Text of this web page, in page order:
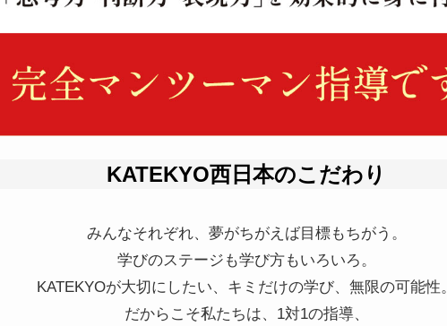
KATEKYO西日本のこだわり
みんなそれぞれ、夢がちがえば目標もちがう。
学びのステージも学び方もいろいろ。
KATEKYOが大切にしたい、キミだけの学び、無限の可能性
だからこそ私たちは、1対1の指導、